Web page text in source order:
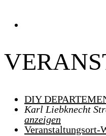
DIY
Karl Liebknecht
anzeigen
Veranstaltungsort-